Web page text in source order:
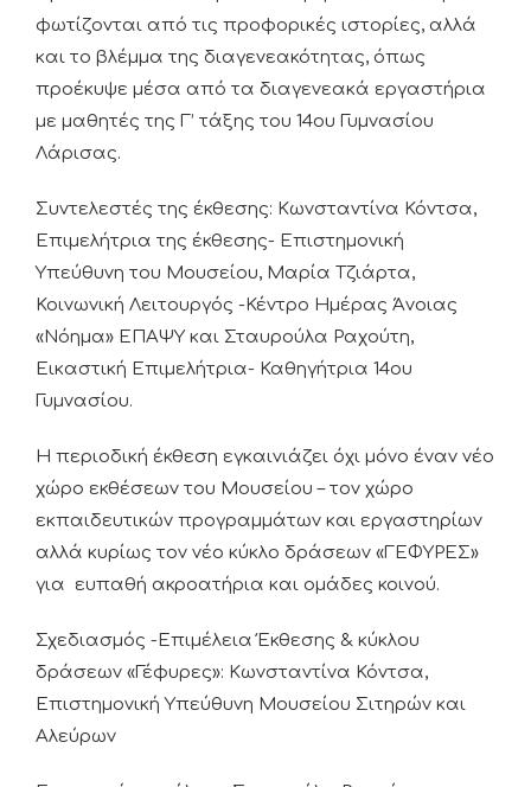
φωτίζονται από τις προφορικές ιστορίες, αλλά
και το βλέμμα της διαγενεακότητας, όπως
προέκυψε μέσα από τα διαγενεακά εργαστήρια
με μαθητές της Γ’ τάξης του 14ου Γυμνασίου
Λάρισας.
Συντελεστές της έκθεσης: Κωνσταντίνα Κόντσα,
Επιμελήτρια της έκθεσης- Επιστημονική
Υπεύθυνη του Μουσείου, Μαρία Τζιάρτα,
Κοινωνική Λειτουργός -Κέντρο Ημέρας Άνοιας
«Νόημα» ΕΠΑΨΥ και Σταυρούλα Ραχούτη,
Εικαστική Επιμελήτρια- Καθηγήτρια 14ου
Γυμνασίου.
Η περιοδική έκθεση εγκαινιάζει όχι μόνο έναν νέο
χώρο εκθέσεων του Μουσείου – τον χώρο
εκπαιδευτικών προγραμμάτων και εργαστηρίων
αλλά κυρίως τον νέο κύκλο δράσεων «ΓΕΦΥΡΕΣ»
για ευπαθή ακροατήρια και ομάδες κοινού.
Σχεδιασμός -Επιμέλεια Έκθεσης & κύκλου
δράσεων «Γέφυρες»: Κωνσταντίνα Κόντσα,
Επιστημονική Υπεύθυνη Μουσείου Σιτηρών και
Αλεύρων